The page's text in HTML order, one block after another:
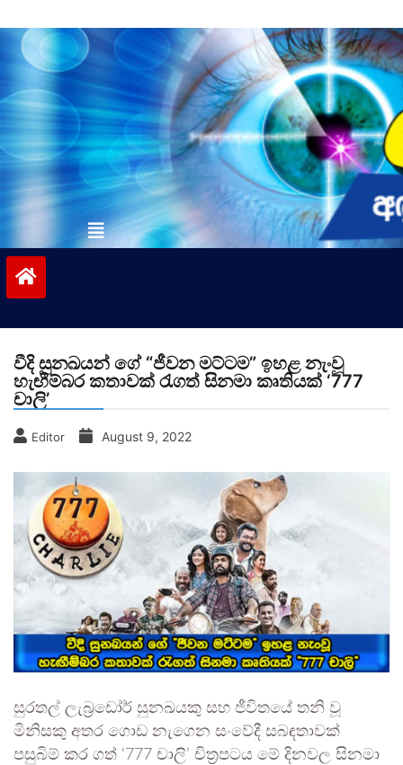
to
contentvinivida.lk
වීදි සුනඛයන් ගේ “ජීවන මට්ටම” ඉහළ නැංවූ
හැඟීම්බර කතාවක් රැගත් සිනමා කෘතියක් ‘777
චාලි’
Editor August 9, 2022
සුරතල් ලැබ්‍රඩෝර් සුනඛයකු සහ ජීවිතයේ තනි වූ
මිනිසකු අතර ගොඩ නැගෙන සංවේදී සබඳතාවක්
පසුබිම් කර ගත් ‘777 චාලි’ චිත්‍රපටය මේ දිනවල සිනමා